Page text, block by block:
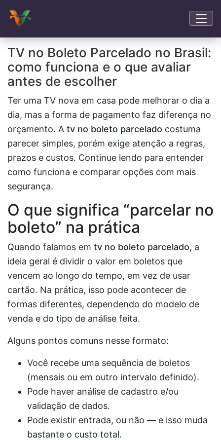
TV no Boleto Parcelado no Brasil:
como funciona e o que avaliar
antes de escolher
Ter uma TV nova em casa pode melhorar o dia a
dia, mas a forma de pagamento faz diferença no
orçamento. A tv no boleto parcelado costuma
parecer simples, porém exige atenção a regras,
prazos e custos. Continue lendo para entender
como funciona e comparar opções com mais
segurança.
O que significa “parcelar no
boleto” na prática
Quando falamos em tv no boleto parcelado, a
ideia geral é dividir o valor em boletos que
vencem ao longo do tempo, em vez de usar
cartão. Na prática, isso pode acontecer de
formas diferentes, dependendo do modelo de
venda e do tipo de análise feita.
Alguns pontos comuns nesse formato:
Você recebe uma sequência de boletos
(mensais ou em outro intervalo definido).
Pode haver análise de cadastro e/ou
validação de dados.
Pode existir entrada, ou não — e isso muda
bastante o custo total.